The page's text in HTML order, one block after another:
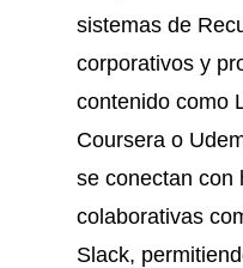
sistemas de
corporativos y
contenido como
Coursera o
se conectan con
colaborativas
Slack,